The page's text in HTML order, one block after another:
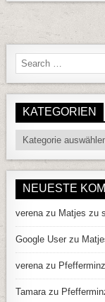
Search for:
KATEGORIEN
Kategorien
NEUESTE
verenazu Matjes zu
Google User zu
verenazu
Tamarazu